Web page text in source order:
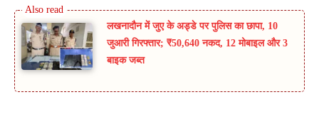
लखनादौन में जुए के अड्डे पर पुलिस का छापा, 10
जुआरी गिरफ्तार; ₹50,640 नकद, 12 मोबाइल और 3
बाइक जब्त